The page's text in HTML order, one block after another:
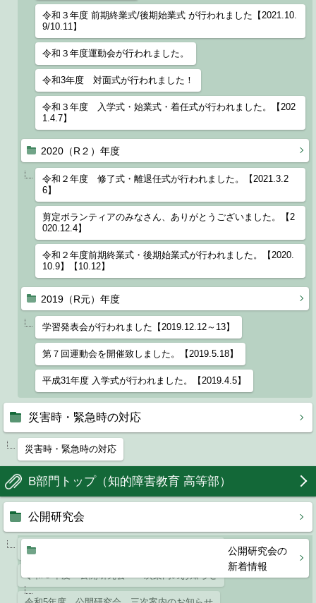
令和３年度 前期終業式/後期始業式 が行われました【2021.10.
9/10.11】
令和３年度運動会が行われました。
令和3年度 対面式が行われました！
令和３年度 入学式・始業式・着任式が行われました。【202
1.4.7】
2020（R２）年度
令和２年度 修了式・離退任式が行われました。【2021.3.2
6】
剪定ボランティアのみなさん、ありがとうございました。【2
020.12.4】
令和２年度前期終業式・後期始業式が行われました。【2020.
10.9】【10.12】
2019（R元）年度
学習発表会が行われました【2019.12.12～13】
第７回運動会を開催致しました。【2019.5.18】
平成31年度 入学式が行われました。【2019.4.5】
災害時・緊急時の対応
災害時・緊急時の対応
B部門トップ（知的障害教育 高等部）
公開研究会
令和６年度 公開研究会のご案内（最終案内）
令和６年度 公開研究会 一次案内のお知らせ
公開研究会の
新着情報